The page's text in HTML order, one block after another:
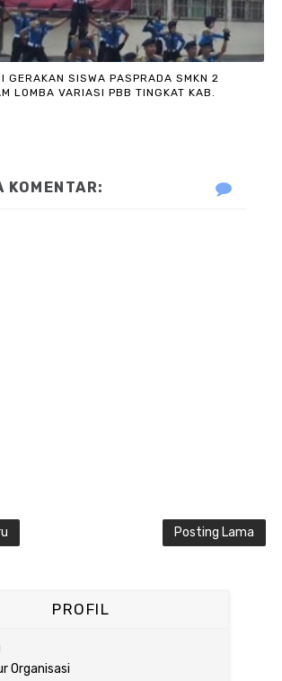
GERAKAN SISWA PASPRADA SMKN 2
LOMBA VARIASI PBB TINGKAT KAB.
KOMENTAR:
Posting Lama
PROFIL
Organisasi